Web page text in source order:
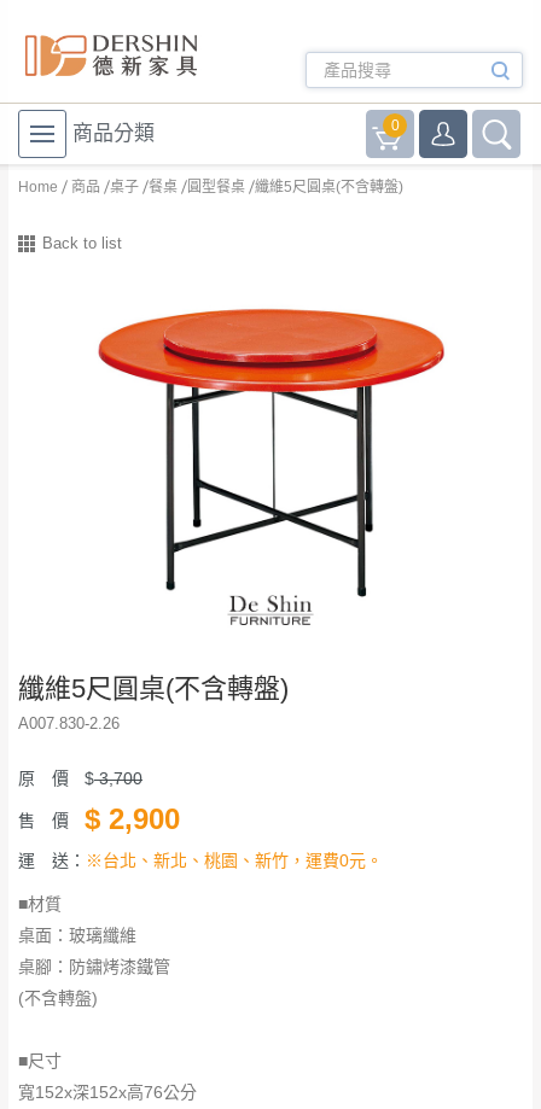
商品分類 0
Home 商品 桌子 餐桌 圓型餐桌 纖維5尺圓桌(不含轉盤)
Back to list
纖維5尺圓桌(不含轉盤)
A007.830-2.26
原 價 $3,700
售 價 $ 2,900
運 送： ※台北、新北、桃園、新竹，運費0元。
■材質
桌面：玻璃纖維
桌腳：防鏽烤漆鐵管
(不含轉盤)
■尺寸
寬152x深152x高76公分